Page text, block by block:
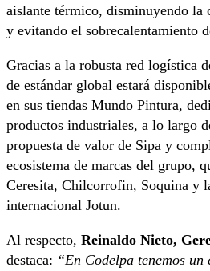
aislante térmico, disminuyendo la
y evitando el sobrecalentamiento
Gracias a la robusta red logística
de estándar global estará
en sus tiendas Mundo Pintura,
productos industriales, a lo largo
propuesta de valor de Sipa y
ecosistema de marcas del grupo,
Ceresita, Chilcorrofin, Soquina y
internacional Jotun.
Al respecto, Reinaldo Nieto,
destaca: “En Codelpa tenemos